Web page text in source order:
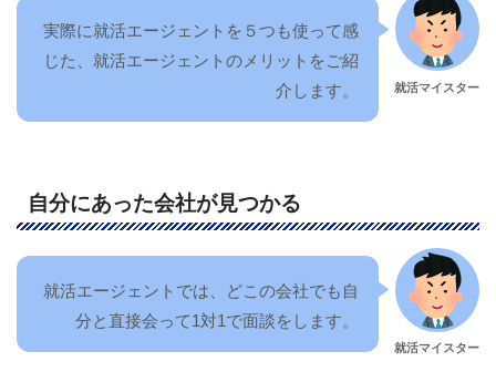
就活マイスター
実際に就活エージェントを５つも使って感
じた、就活エージェントのメリットをご紹
介します。
自分にあった会社が見つかる
就活マイスター
就活エージェントでは、どこの会社でも自
分と直接会って1対1で面談をします。